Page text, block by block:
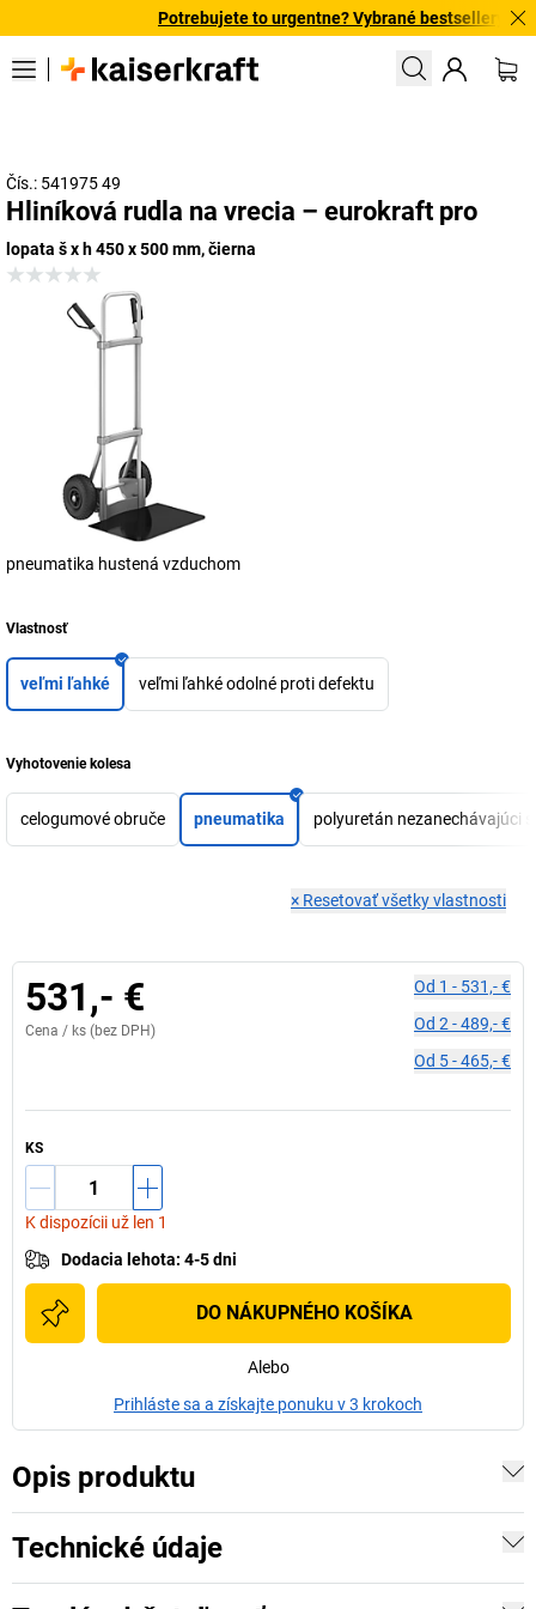
Potrebujete to urgentne? Vybrané bestsellery
Čís.: 541975 49
Hliníková rudla na vrecia – eurokraft pro
lopata š x h 450 x 500 mm, čierna
pneumatika hustená vzduchom
Vlastnosť
veľmi ľahké veľmi ľahké odolné proti defektu
Vyhotovenie kolesa
celogumové obruče pneumatika polyuretán nezanechávajúci
× Resetovať všetky vlastnosti
531,- €
Cena / ks (bez DPH)
Od 1 - 531,- €
Od 2 -489,- €
Od 5-465,- €
KS
K dispozícii už len 1
Dodacia lehota: 4-5 dni
DO NÁKUPNÉHO KOŠÍKA
Alebo
Prihláste sa a získajte ponuku v 3 krokoch
Opis produktu
Technické údaje